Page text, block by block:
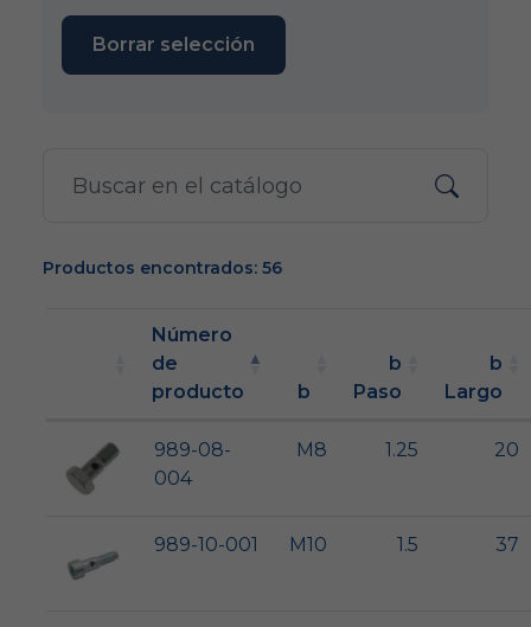
Borrar selección
Productos encontrados: 56
Número
de
producto
b
b
Paso
b
Largo
989-08-
004
M8 1.25 20
989-10-001 M10 1.5 37